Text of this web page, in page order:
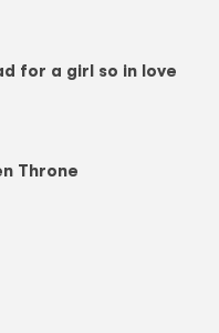
for a girl so in love
Throne